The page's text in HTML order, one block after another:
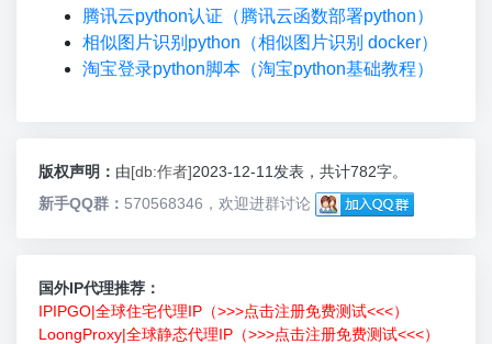
腾讯云python认证（腾讯云函数部署python）
相似图片识别python（相似图片识别 docker）
淘宝登录python脚本（淘宝python基础教程）
版权声明： 由[db:作者]2023-12-11发表，共计782字。
新手QQ群： 570568346，欢迎进群讨论
国外IP代理推荐：
IPIPGO|全球住宅代理IP（>>>点击注册免费测试<<<）
LoongProxy|全球静态代理IP（>>>点击注册免费测试<<<）